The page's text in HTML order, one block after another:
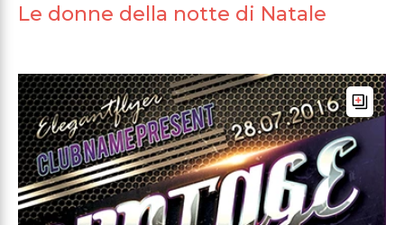
Le donne della notte di Natale